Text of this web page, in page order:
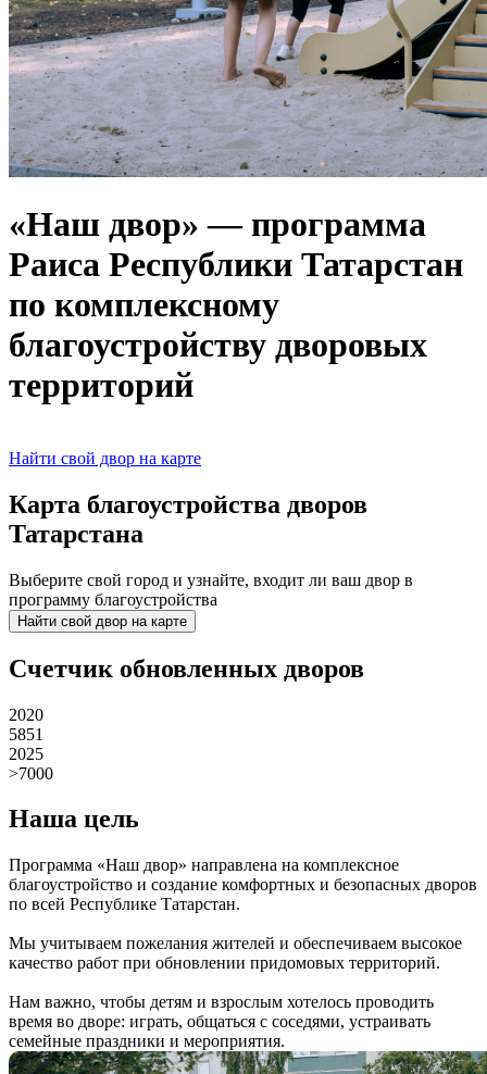
«Наш двор» — программа
Раиса Республики Татарстан
по комплексному
благоустройству дворовых
территорий
Найти свой двор на карте
Карта благоустройства дворов
Татарстана
Выберите свой город и узнайте, входит ли ваш двор в
программу благоустройства
Найти свой двор на карте
Счетчик обновленных дворов
2020
5851
2025
>7000
Наша цель
Программа «Наш двор» направлена на комплексное
благоустройство и создание комфортных и безопасных дворов
по всей Республике Татарстан.
Мы учитываем пожелания жителей и обеспечиваем высокое
качество работ при обновлении придомовых территорий.
Нам важно, чтобы детям и взрослым хотелось проводить
время во дворе: играть, общаться с соседями, устраивать
семейные праздники и мероприятия.